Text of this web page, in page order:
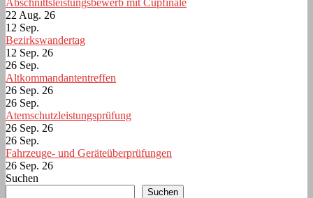
22 Aug. 26
12 Sep.
Bezirkswandertag
12 Sep. 26
26 Sep.
Altkommandantentreffen
26 Sep. 26
26 Sep.
Atemschutzleistungsprüfung
26 Sep. 26
26 Sep.
Fahrzeuge- und Geräteüberprüfungen
26 Sep. 26
Suchen
Suchen